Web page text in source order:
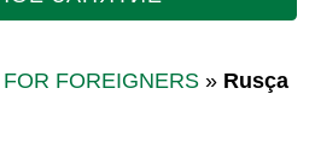
FOREIGNERS » Rusça